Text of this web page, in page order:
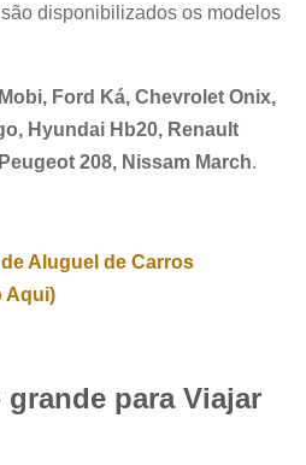
disponibilizados os modelos
Ford Ká, Chevrolet Onix,
Hyundai Hb20, Renault
208, Nissam March.
Aluguel de Carros
Aqui)
para Viajar